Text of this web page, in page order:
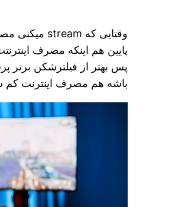
وقتایی که stream میکنی مصرف
پایین هم اینکه مصرف
پس بهتر از فیلترشکن برتر
باشه هم مصرف اینترنت کم